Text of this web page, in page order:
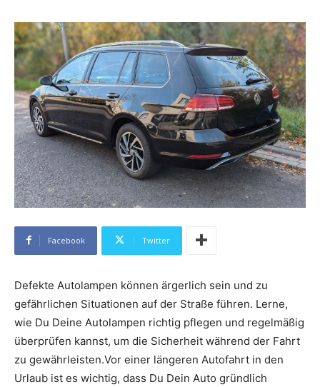
Facebook Twitter
Defekte Autolampen können ärgerlich sein und zu
gefährlichen Situationen auf der Straße führen. Lerne,
wie Du Deine Autolampen richtig pflegen und regelmäßig
überprüfen kannst, um die Sicherheit während der Fahrt
zu gewährleisten.Vor einer längeren Autofahrt in den
Urlaub ist es wichtig, dass Du Dein Auto gründlich